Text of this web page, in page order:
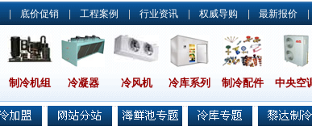
| 底价促销 | 工程案例 | 行业资讯 | 权威导购 | 最新报价 |
制冷机组 冷凝器 冷风机 冷库系列 制冷配件 中央空